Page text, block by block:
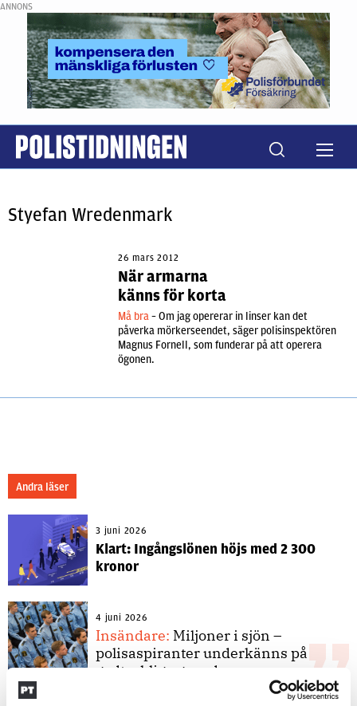
ANNONS
Styefan Wredenmark
26 mars 2012
När armarna
känns för korta
Må bra – Om jag opererar in linser kan det
påverka mörkerseendet, säger polisinspektören
Magnus Fornell, som funderar på att operera
ögonen.
Andra läser
3 juni 2026
Klart: Ingångslönen höjs med 2 300
kronor
4 juni 2026
Insändare: Miljoner i sjön –
polisaspiranter underkänns på
godtyckliga grunder